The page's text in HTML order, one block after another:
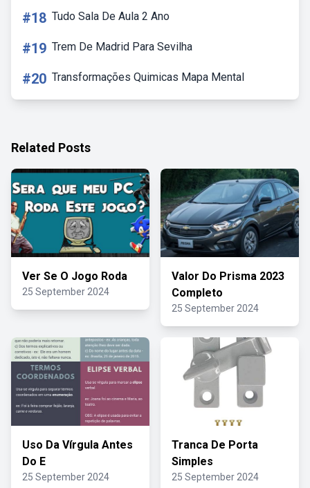
#18 Tudo Sala De Aula 2 Ano
#19 Trem De Madrid Para Sevilha
#20 Transformações Quimicas Mapa Mental
Related Posts
Ver Se O Jogo Roda
25 September 2024
Valor Do Prisma 2023
Completo
25 September 2024
Uso Da Vírgula Antes
Do E
25 September 2024
Tranca De Porta
Simples
25 September 2024